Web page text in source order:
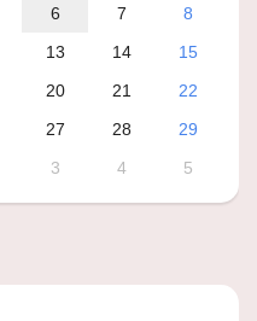
6 7
8
13 14
15
20 21
22
27 28
29
3 4 5